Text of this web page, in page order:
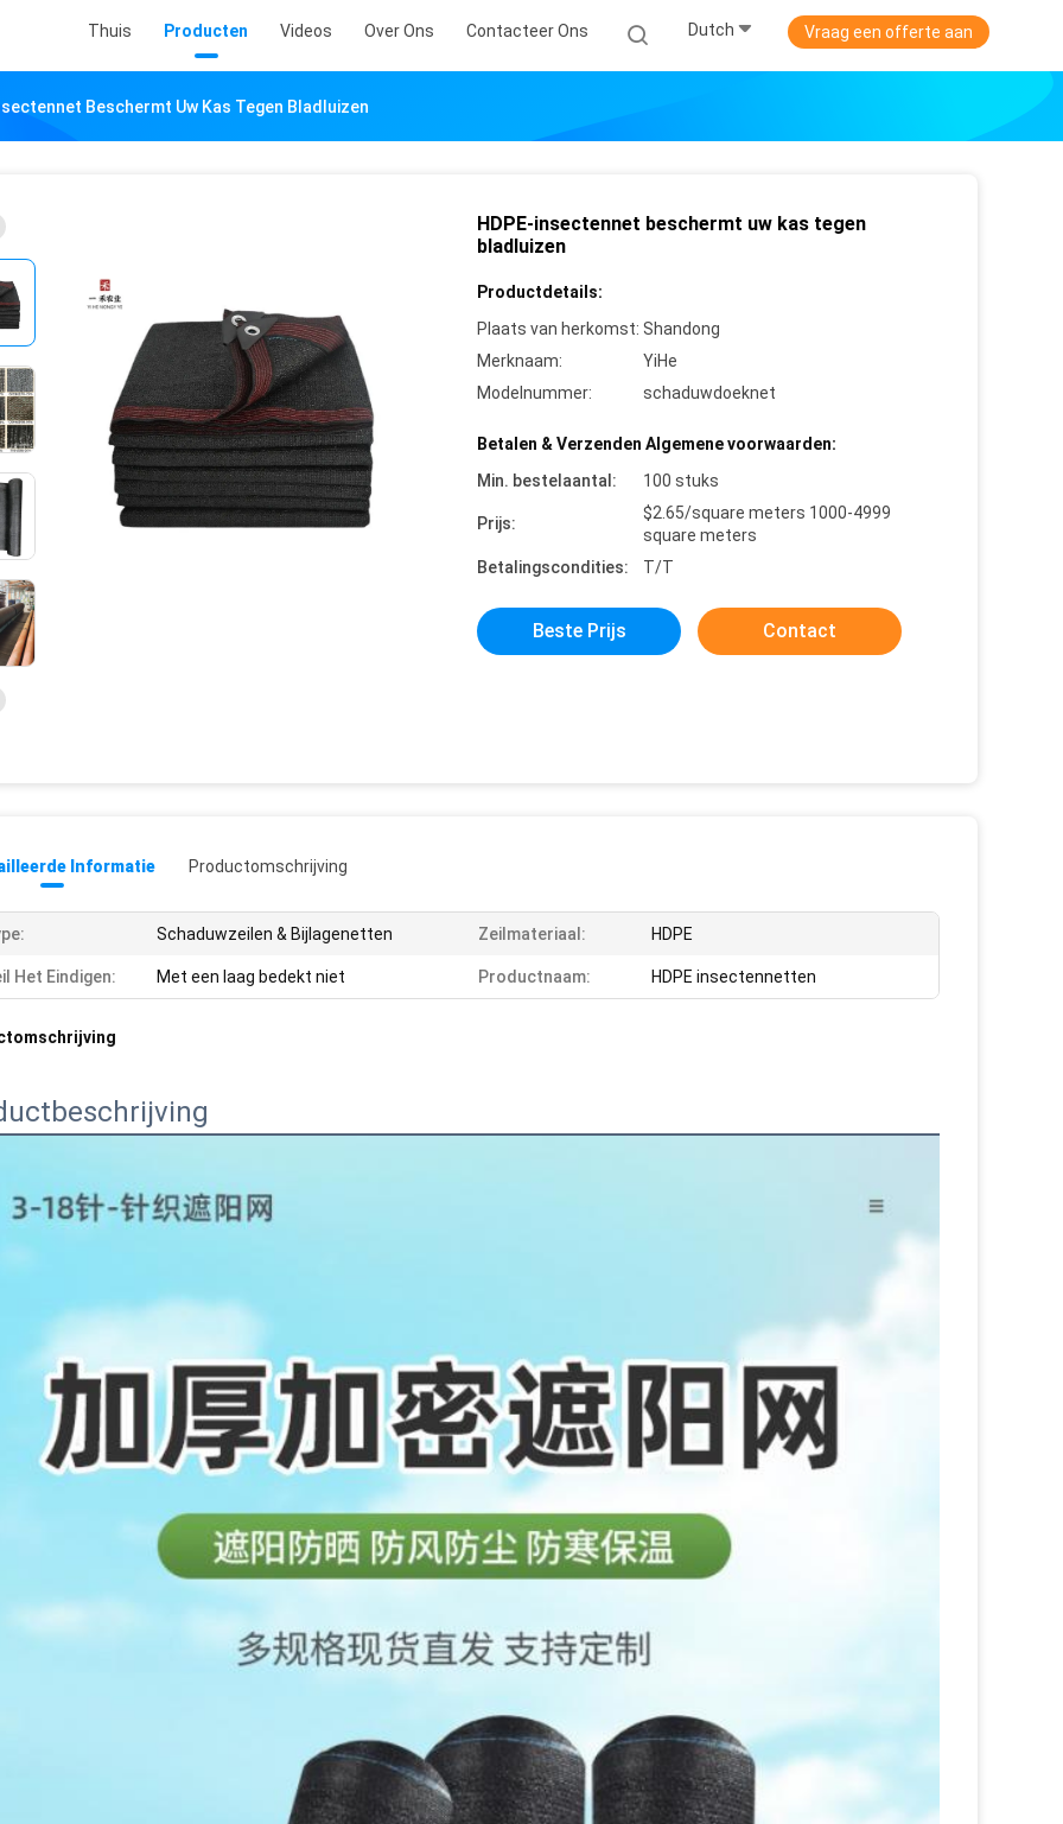
Thuis Producten Videos Over Ons Contacteer Ons Dutch Vraag een offerte aan
Beschermt Uw Kas Tegen Bladluizen
HDPE-insectennet beschermt uw kas tegen
bladluizen
Productdetails:
Plaats van herkomst: Shandong
Merknaam:
YiHe
Modelnummer:
schaduwdoeknet
Betalen & Verzenden Algemene voorwaarden:
Min. bestelaantal:
100 stuks
Prijs:
$2.65/square meters 1000-4999
square meters
Betalingscondities:
T/T
Beste Prijs Contact
Informatie Productomschrijving
Schaduwzeilen & Bijlagenetten Zeilmateriaal: HDPE
Het Eindigen: Met een laag bedekt niet Productnaam: HDPE insectennetten